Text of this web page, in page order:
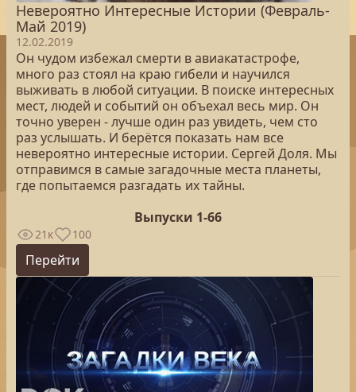
Невероятно Интересные Истории (Февраль-
Май 2019)
12.02.2019
Он чудом избежал смерти в авиакатастрофе,
много раз стоял на краю гибели и научился
выживать в любой ситуации. В поиске интересных
мест, людей и событий он объехал весь мир. Он
точно уверен - лучше один раз увидеть, чем сто
раз услышать. И берётся показать нам все
невероятно интересные истории. Сергей Доля. Мы
отправимся в самые загадочные места планеты,
где попытаемся разгадать их тайны.
Выпуски 1-66
21к 100
Перейти